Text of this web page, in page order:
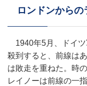
ロンドンからの
1940年5月、ドイツ
殺到すると、前線は
は敗走を重ねた。時
レイノーは前線の一